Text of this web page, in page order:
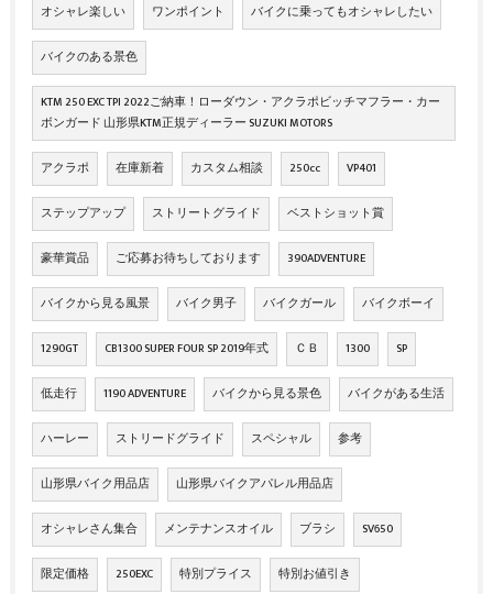
オシャレ楽しい ワンポイント バイクに乗ってもオシャレしたい
バイクのある景色
KTM 250 EXC TPI 2022ご納車！ローダウン・アクラポビッチマフラー・カー
ボンガード 山形県KTM正規ディーラー SUZUKI MOTORS
アクラポ 在庫新着 カスタム相談 250cc VP401
ステップアップ ストリートグライド ベストショット賞
豪華賞品 ご応募お待ちしております 390ADVENTURE
バイクから見る風景 バイク男子 バイクガール バイクボーイ
1290GT CB1300 SUPER FOUR SP 2019年式 ＣＢ 1300 SP
低走行 1190 ADVENTURE バイクから見る景色 バイクがある生活
ハーレー ストリードグライド スペシャル 参考
山形県バイク用品店 山形県バイクアパレル用品店
オシャレさん集合 メンテナンスオイル ブラシ SV650
限定価格 250EXC 特別プライス 特別お値引き